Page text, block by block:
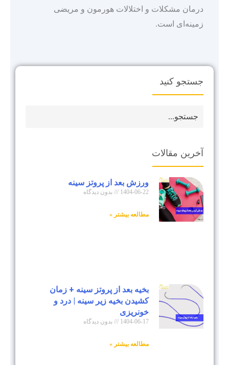
درمان مشکلات و اختلالات هورمون و مریضی
زمینه‌ای است.
جستجو کنید
آخرین مقالات
ورزش بعد از پروتز سینه
1404-06-22 بدون دیدگاه
مطالعه بیشتر »
بخیه بعد از پروتز سینه + زمان
کشیدن بخیه زیر سینه | درد و
خونریزی
1404-06-17 بدون دیدگاه
مطالعه بیشتر »